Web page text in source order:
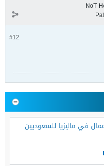
NoT
#12
في ماليزيا للسعوديين